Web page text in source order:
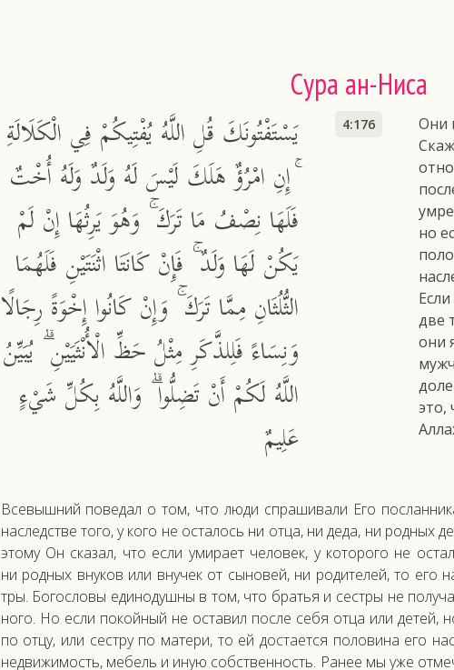
Сура ан-Ниса
يَسْتَفْتُونَكَ قُلِ اللَّهُ يُفْتِيكُمْ فِي الْكَلَالَةِ
ۚ إِنِ امْرُؤٌ هَلَكَ لَيْسَ لَهُ وَلَدٌ وَلَهُ أُخْتٌ
فَلَهَا نِصْفُ مَا تَرَكَ ۚ وَهُوَ يَرِثُهَا إِنْ لَمْ
يَكُنْ لَهَا وَلَدٌ ۚ فَإِنْ كَانَتَا اثْنَتَيْنِ فَلَهُمَا
الثُّلُثَانِ مِمَّا تَرَكَ ۚ وَإِنْ كَانُوا إِخْوَةً رِجَالًا
وَنِسَاءً فَلِلذَّكَرِ مِثْلُ حَظِّ الْأُنْثَيَيْنِ ۗ يُبَيِّنُ
اللَّهُ لَكُمْ أَنْ تَضِلُّوا ۗ وَاللَّهُ بِكُلِّ شَيْءٍ
عَلِيمٌ
4:176
Они
но
две
они
это,
Все­выш­ний по­ведал о том, что лю­ди спра­шива­ли Его
нас­ледс­тве то­го, у ко­го не ос­та­лось ни от­ца, ни де­да, ни
это­му Он ска­зал, что ес­ли уми­ра­ет че­ловек, у ко­торо­го не
ни род­ных вну­ков или вну­чек от сы­новей, ни ро­дите­лей, то его
тры. Бо­гос­ло­вы еди­нодуш­ны в том, что братья и сес­тры не
но­го. Но ес­ли по­кой­ный не ос­та­вил пос­ле се­бя от­ца или де­тей,
по от­цу, или сес­тру по ма­тери, то ей дос­та­ет­ся по­лови­на его
нед­ви­жимость, ме­бель и иную собс­твен­ность. Ра­нее мы уже